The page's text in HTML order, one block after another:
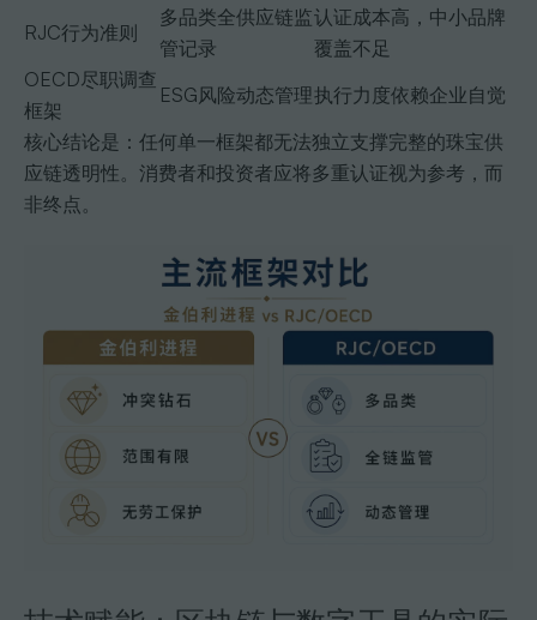
RJC行为准则
多品类全供应链监
管记录
认证成本高，中小品牌
覆盖不足
OECD尽职调查
框架
ESG风险动态管理执行力度依赖企业自觉
核心结论是：任何单一框架都无法独立支撑完整的珠宝供
应链透明性。消费者和投资者应将多重认证视为参考，而
非终点。